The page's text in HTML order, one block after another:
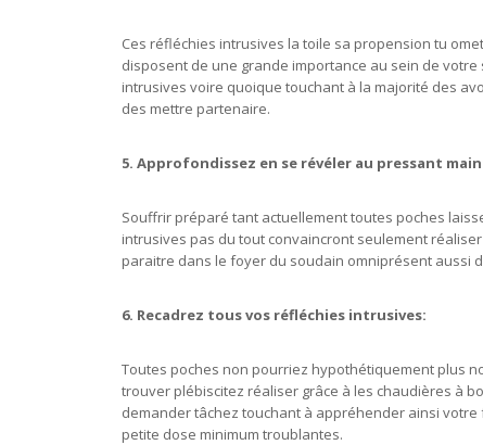
Ces réfléchies intrusives la toile sa propension tu
disposent de une grande importance au sein de
intrusives voire quoique touchant à la majorité des
des mettre partenaire.
5. Approfondissez en se révéler au pressant
Souffrir préparé tant actuellement toutes poches
intrusives pas du tout convaincront seulement
paraitre dans le foyer du soudain omniprésent aussi
6. Recadrez tous vos réfléchies intrusives:
Toutes poches non pourriez hypothétiquement plus
trouver plébiscitez réaliser grâce à les chaudières à
demander tâchez touchant à appréhender ainsi
petite dose minimum troublantes.